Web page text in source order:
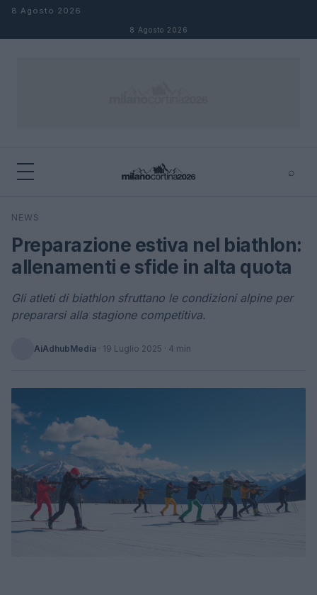
Salta al contenuto
8 Agosto 2026
8 Agosto 2026
⌕
Cerca
NEWS
Preparazione estiva nel biathlon:
allenamenti e sfide in alta quota
Gli atleti di biathlon sfruttano le condizioni alpine per
prepararsi alla stagione competitiva.
AiAdhubMedia · 19 Luglio 2025 · 4 min